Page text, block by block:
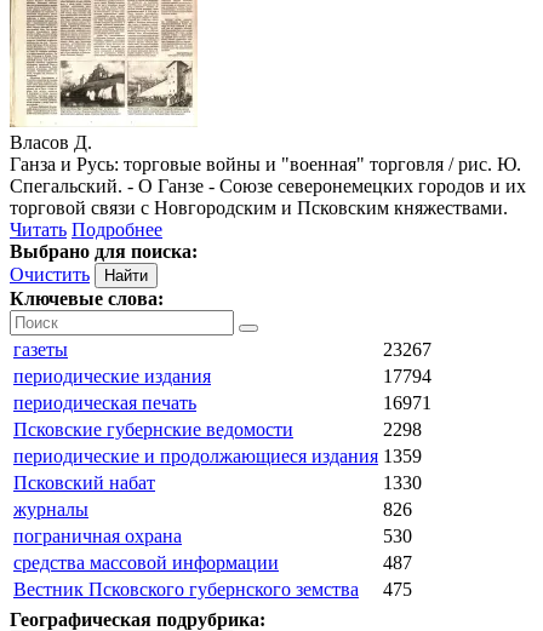
Власов Д.
Ганза и Русь: торговые войны и "военная" торговля / рис. Ю.
Спегальский. - О Ганзе - Союзе северонемецких городов и их
торговой связи с Новгородским и Псковским княжествами.
Читать Подробнее
Выбрано для поиска:
Очистить
Ключевые слова:
газеты
23267
периодические издания
17794
периодическая печать
16971
Псковские губернские ведомости
2298
периодические и продолжающиеся издания 1359
Псковский набат
1330
журналы
826
пограничная охрана
530
средства массовой информации
487
Вестник Псковского губернского земства
475
Географическая подрубрика: